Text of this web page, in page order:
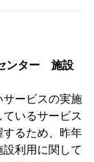
ンター 施設
サービスの実施
いるサービス
するため、昨年
利用に関して